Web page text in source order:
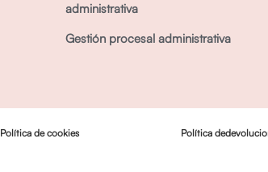
administrativa
Gestión procesal administrativa
Política de cookies Política